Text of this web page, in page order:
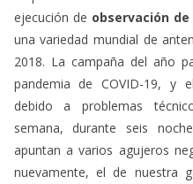
ejecución de observación de
una variedad mundial de
2018. La campaña del año
pandemia de COVID-19, y
debido a problemas
semana, durante seis
apuntan a varios agujeros
nuevamente, el de nuestra